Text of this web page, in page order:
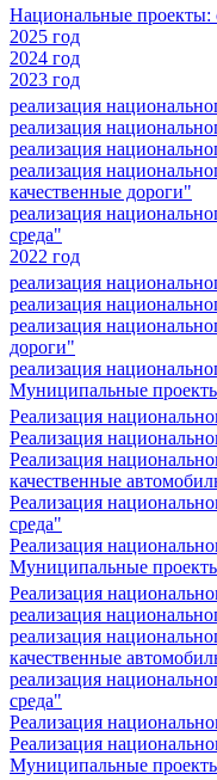
Национальные проекты:
2025 год
2024 год
2023 год
реализация
реализация
реализация
реализация
качественные дороги"
реализация
среда"
2022 год
реализация
реализация
реализация
дороги"
реализация
Муниципальные
Реализация
Реализация
Реализация
качественные
Реализация
среда"
Реализация
Муниципальные
Реализация
реализация
реализация
качественные
реализация
среда"
Реализация
Реализация
Муниципальные